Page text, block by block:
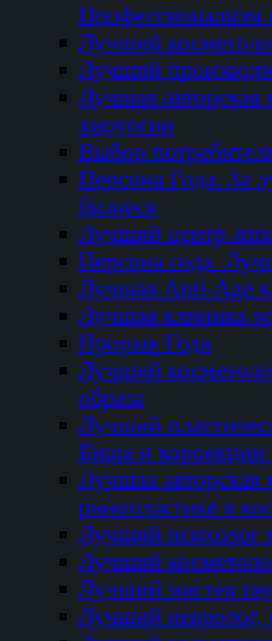
Профессионализм
Лучший
Лучший
Лучшая авторская
хирургии
Выбор
Персона Года. За
бизнесе
Лучший центр
Персона года.
Лучшая Anti-Age
Лучшая клиника
Прорыв Года
Лучший
образа
Лучший
Биша и коррекции
Лучшая авторская
ринопластике в
Лучший психолог
Лучший
Лучший мастер
Лучший невролог,